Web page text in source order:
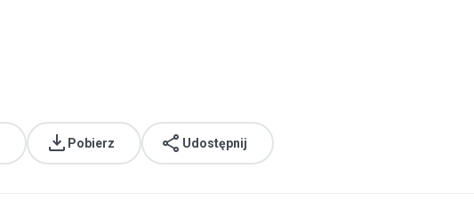
Pobierz Udostępnij